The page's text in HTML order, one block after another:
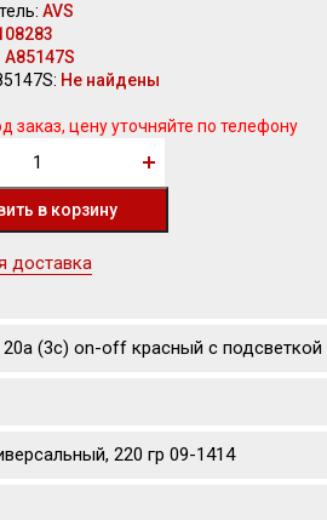
AVS
A85147S
Не найдены
заказ, цену уточняйте по телефону
доставка
(3с) on-off красный с подсветкой
220 гр 09-1414